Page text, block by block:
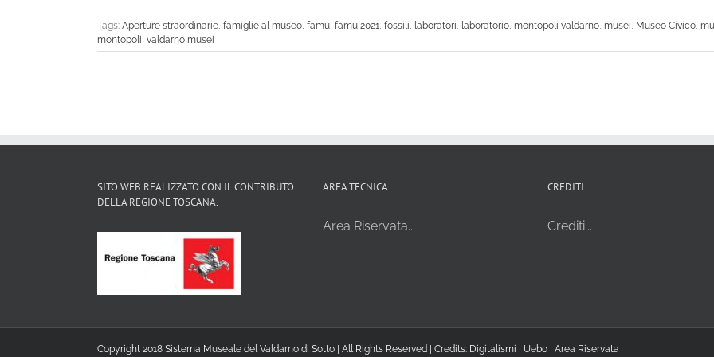
Tags: Aperture straordinarie, famiglie al museo, famu, famu 2021, fossili, laboratori, laboratorio, montopoli valdarno, musei, Museo Civico,
montopoli, valdarno musei
SITO WEB REALIZZATO CON IL CONTRIBUTO
DELLA REGIONE TOSCANA.
AREA TECNICA
Area Riservata...
CREDITI
Crediti...
Copyright 2018 Sistema Museale del Valdarno di Sotto | All Rights Reserved | Credits: Digitalismi Uebo Area Riservata